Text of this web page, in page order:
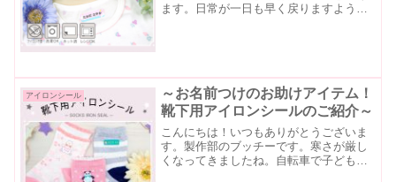
ます。日常が一日も早く戻りますよう、
アイロンシール
～お名前つけのお助けアイテム！
靴下用アイロンシールのご紹介～
こんにちは！いつもありがとうございま
す。製作部のブッチーです。寒さが厳し
くなってきましたね。自転車で子どもの